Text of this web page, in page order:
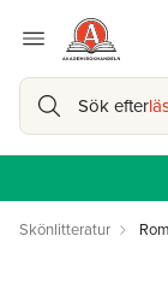
Sök efter
Skönlitteratur